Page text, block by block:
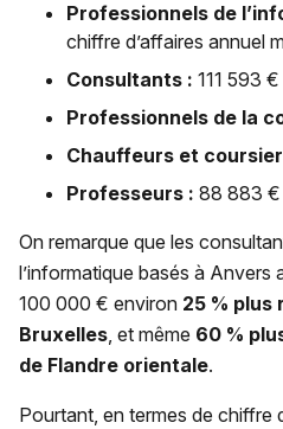
Professionnels de
chiffre d’affaires annuel
Consultants : 111 593 €
Professionnels de la
Chauffeurs et
Professeurs : 88 883 €
On remarque que les
l’informatique basés à Anvers
100 000 € environ 25 % plus
Bruxelles, et même 60 %
de Flandre orientale.
Pourtant, en termes de chiffre